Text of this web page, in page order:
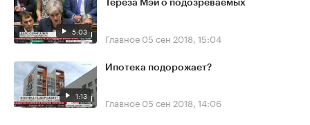
5:03
Тереза Мэй о подозреваемых
Главное 05 сен 2018, 15:04
1:13
Ипотека подорожает?
Главное 05 сен 2018, 14:06